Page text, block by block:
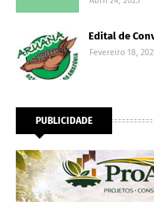
Edital de
Fevereiro 18,
PUBLICIDADE